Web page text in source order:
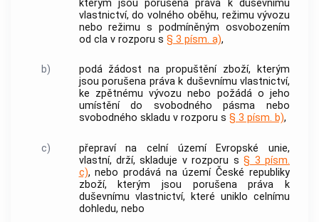
kterým jsou porušena práva k duševnímu
vlastnictví, do volného oběhu, režimu vývozu
nebo režimu s podmíněným osvobozením
od cla v rozporu s § 3 písm. a),
b)
podá žádost na propuštění zboží, kterým
jsou porušena práva k duševnímu vlastnictví,
ke zpětnému vývozu nebo požádá o jeho
umístění do svobodného pásma nebo
svobodného skladu v rozporu s § 3 písm. b),
c)
přepraví na celní území Evropské unie,
vlastní, drží, skladuje v rozporu s§ 3 písm.
c), nebo prodává na území České republiky
zboží, kterým jsou porušena práva k
duševnímu vlastnictví, které uniklo celnímu
dohledu, nebo